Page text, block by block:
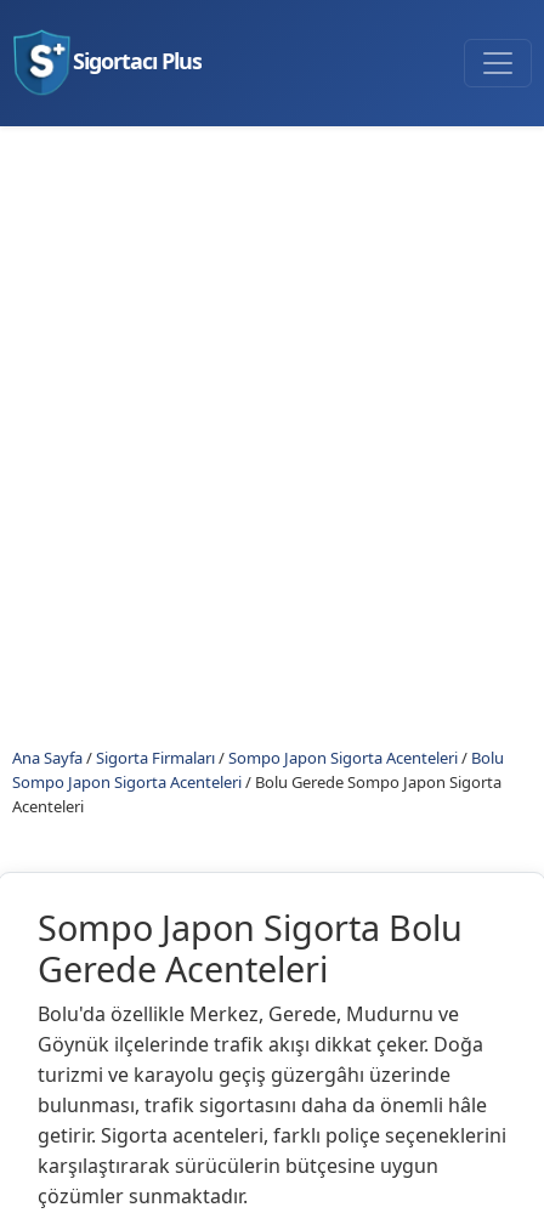
Sigortacı Plus
Ana Sayfa/Sigorta Firmaları/Sompo Japon Sigorta Acenteleri/ Bolu
Sompo Japon Sigorta Acenteleri/ Bolu Gerede Sompo Japon Sigorta
Acenteleri
Sompo Japon Sigorta Bolu
Gerede Acenteleri
Bolu'da özellikle Merkez, Gerede, Mudurnu ve
Göynük ilçelerinde trafik akışı dikkat çeker. Doğa
turizmi ve karayolu geçiş güzergâhı üzerinde
bulunması, trafik sigortasını daha da önemli hâle
getirir. Sigorta acenteleri, farklı poliçe seçeneklerini
karşılaştırarak sürücülerin bütçesine uygun
çözümler sunmaktadır.